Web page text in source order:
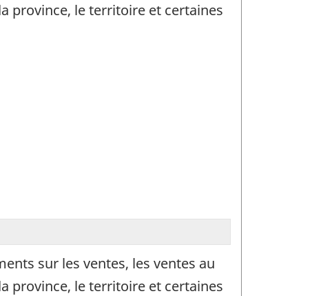
province, le territoire et certaines
sur les ventes, les ventes au
province, le territoire et certaines